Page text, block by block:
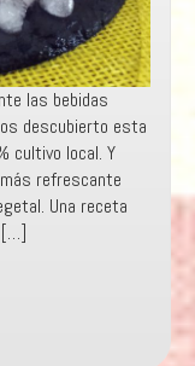
las bebidas
descubierto esta
cultivo local. Y
refrescante
Una receta
[…]